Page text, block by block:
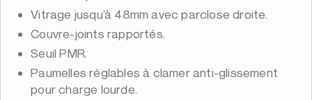
Vitrage jusqu’à 48mm avec parclose droite.
Couvre-joints rapportés.
Seuil PMR.
Paumelles réglables à clamer anti-glissement
pour charge lourde.